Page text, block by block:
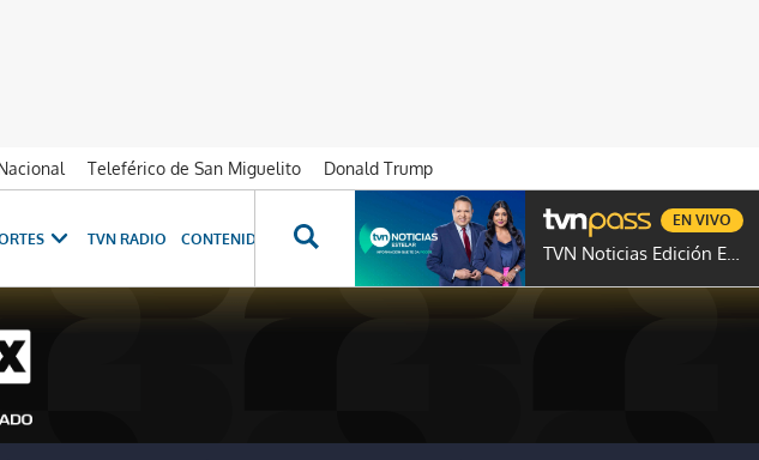
Teleférico de San Miguelito
Donald Trump
TVN RADIO CONTENIDOS ESPECIALES NOVELAS PROGRAMAS GENTE TVN
TVN Noticias Edición Estelar
EN VIVO